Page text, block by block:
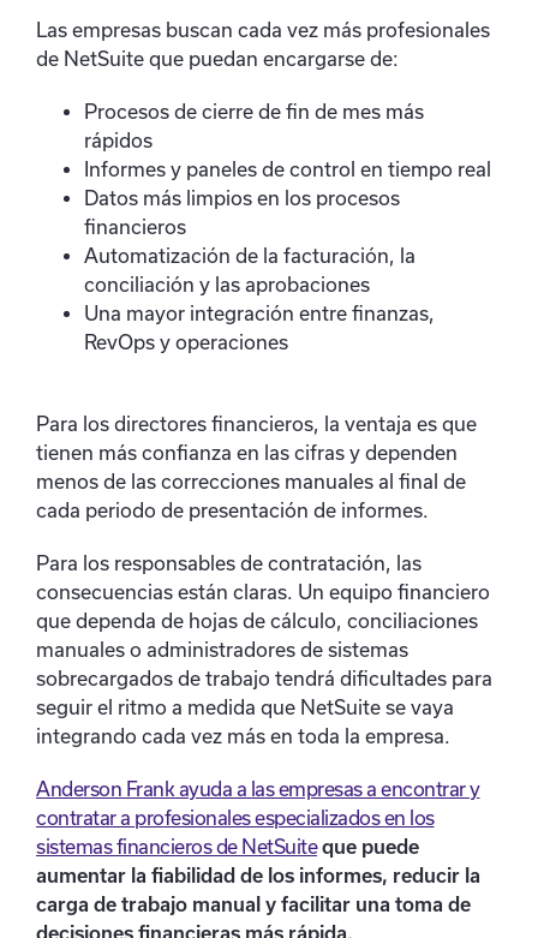
Las empresas buscan cada vez más profesionales
de NetSuite que puedan encargarse de:
Procesos de cierre de fin de mes más
rápidos
Informes y paneles de control en tiempo real
Datos más limpios en los procesos
financieros
Automatización de la facturación, la
conciliación y las aprobaciones
Una mayor integración entre finanzas,
RevOps y operaciones
Para los directores financieros, la ventaja es que
tienen más confianza en las cifras y dependen
menos de las correcciones manuales al final de
cada periodo de presentación de informes.
Para los responsables de contratación, las
consecuencias están claras. Un equipo financiero
que dependa de hojas de cálculo, conciliaciones
manuales o administradores de sistemas
sobrecargados de trabajo tendrá dificultades para
seguir el ritmo a medida que NetSuite se vaya
integrando cada vez más en toda la empresa.
Anderson Frank ayuda a las empresas a encontrar y
contratar a profesionales especializados en los
sistemas financieros de NetSuiteque puede
aumentar la fiabilidad de los informes, reducir la
carga de trabajo manual y facilitar una toma de
decisiones financieras más rápida.